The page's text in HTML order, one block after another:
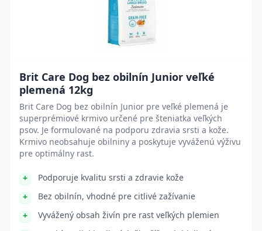
Brit Care Dog bez obilnín Junior veľké
plemená 12kg
Brit Care Dog bez obilnín Junior pre veľké plemená je
superprémiové krmivo určené pre šteniatka veľkých
psov. Je formulované na podporu zdravia srsti a kože.
Krmivo neobsahuje obilniny a poskytuje vyváženú výživu
pre optimálny rast.
Podporuje kvalitu srsti a zdravie kože
Bez obilnín, vhodné pre citlivé zažívanie
Vyvážený obsah živín pre rast veľkých plemien